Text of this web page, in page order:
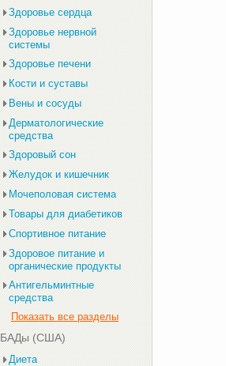
Здоровье сердца
Здоровье нервной
системы
Здоровье печени
Кости и суставы
Вены и сосуды
Дерматологические
средства
Здоровый сон
Желудок и кишечник
Мочеполовая система
Товары для диабетиков
Спортивное питание
Здоровое питание и
органические продукты
Антигельминтные
средства
Показать все разделы
БАДы (США)
Диета